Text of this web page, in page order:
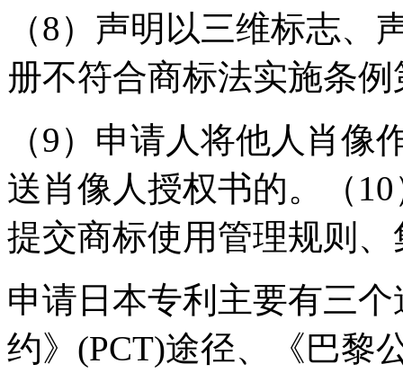
（8）声明以三维标志
册不符合商标法实施条
（9）申请人将他人肖
送肖像人授权书的。（
提交商标使用管理规则
申请日本专利主要有三
约》(PCT)途径、《巴黎